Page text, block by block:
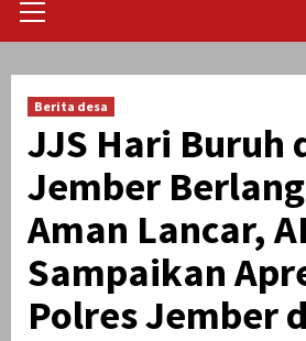
Menu
Berita desa
JJS Hari Buruh
Jember
Aman Lancar,
Sampaikan
Polres Jember